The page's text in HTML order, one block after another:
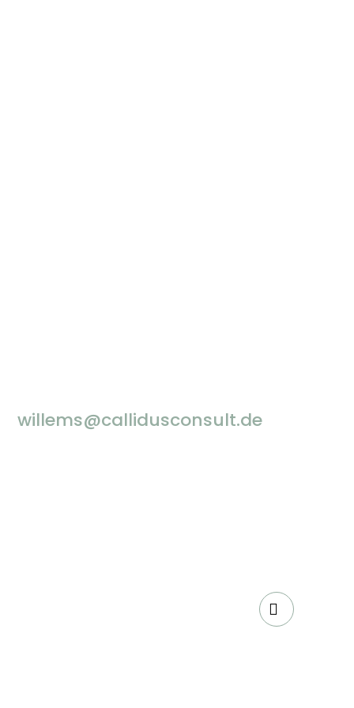
willems@callidusconsult.de
before